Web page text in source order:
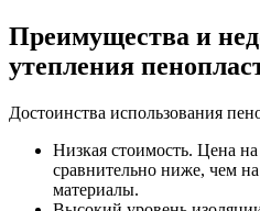
Преимущества и
утепления
Достоинства использования
Низкая стоимость. Цена
сравнительно ниже, чем
материалы.